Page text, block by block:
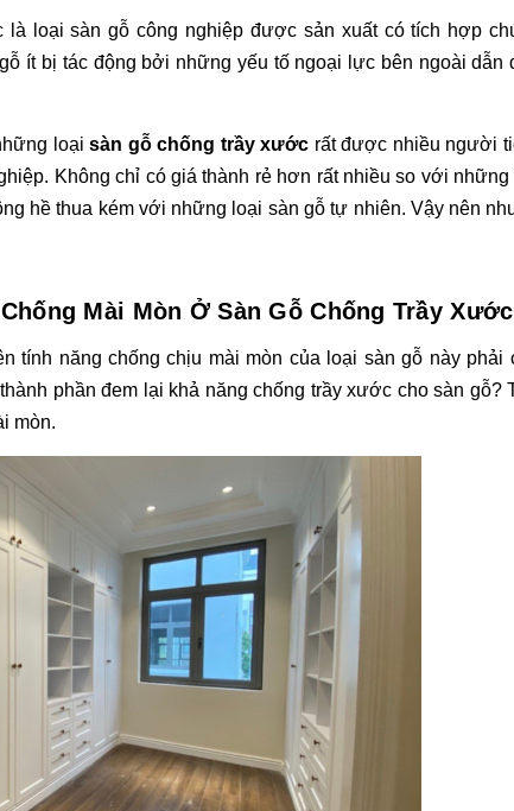
loại sàn gỗ công nghiệp được sản xuất có tích hợp
ít bị tác động bởi những yếu tố ngoại lực bên ngoài dẫn
loại sàn gỗ chống trầy xước rất được nhiều người
Không chỉ có giá thành rẻ hơn rất nhiều so với những
hề thua kém với những loại sàn gỗ tự nhiên. Vậy nên
Mài Mòn Ở Sàn Gỗ Chống Trầy Xước
tính năng chống chịu mài mòn của loại sàn gỗ này phải
phần đem lại khả năng chống trầy xước cho sàn gỗ?
mòn.